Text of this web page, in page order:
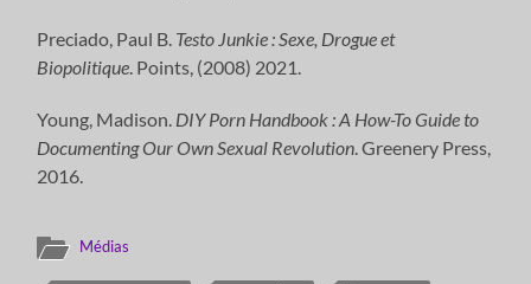
Preciado, Paul B. Testo Junkie : Sexe, Drogue et
Biopolitique. Points, (2008) 2021.
Young, Madison. DIY Porn Handbook : A How-To Guide to
Documenting Our Own Sexual Revolution. Greenery Press,
2016.
Médias